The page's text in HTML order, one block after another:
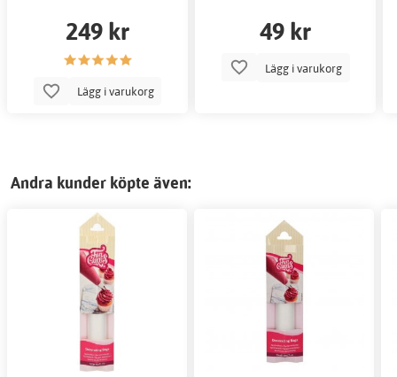
249 kr
Lägg i varukorg
49 kr
Lägg i varukorg
Andra kunder köpte även: